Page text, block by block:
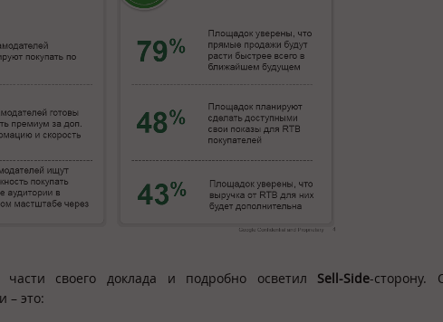
своего доклада и подробно осветил Sell-Side-сторону.
– это: